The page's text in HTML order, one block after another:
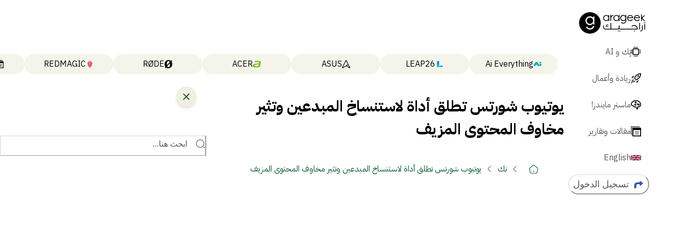
تٍك و AI
ريادة وأعمال
ماستر مايندز!
مقالات وتقارير
English
تسجيل الدخول
Ai Everything
LEAP26
ASUS
ACER
RØDE
REDMAGIC
يوتيوب شورتس تطلق أداة لاستنساخ المبدعين وتثير
مخاوف المحتوى المزيف
تك يوتيوب شورتس تطلق أداة لاستنساخ المبدعين وتثير مخاوف المحتوى المزيف
ابحث هنا...